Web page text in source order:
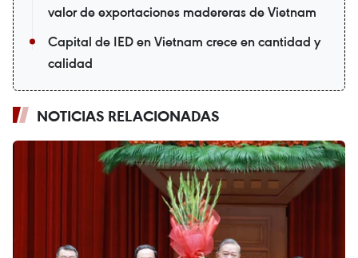
valor de exportaciones madereras de Vietnam
Capital de IED en Vietnam crece en cantidad y
calidad
NOTICIAS RELACIONADAS